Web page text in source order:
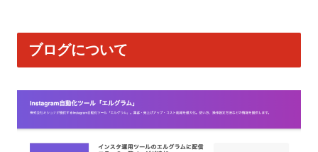
ブログについて